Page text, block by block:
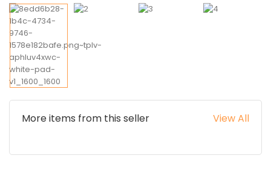
More items from this seller View All